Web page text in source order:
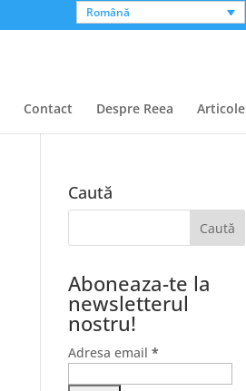
Română
Contact Despre Reea Articole
Caută
Aboneaza-te la
newsletterul
nostru!
Adresa email*